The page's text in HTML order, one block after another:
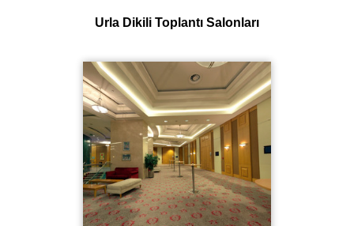
Urla Dikili Toplantı Salonları